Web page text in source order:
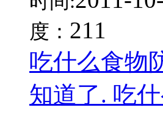
度： 211
吃什么食物
知道了. 吃